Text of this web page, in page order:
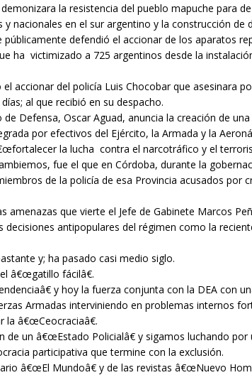
la resistencia del pueblo mapuche para
nacionales en el sur argentino y la construcción de
públicamente defendió el accionar de los aparatos
ha victimizado a 725 argentinos desde la
accionar del policía Luis Chocobar que asesinara
al que recibió en su despacho.
Defensa, Oscar Aguad, anuncia la creación de
por efectivos del Ejército, la Armada y la
la lucha contra el narcotráfico y el
fue el que en Córdoba, durante la
de la policía de esa Provincia acusados por
amenazas que vierte el Jefe de Gabinete Marcos
decisiones antipopulares del régimen como la
y; ha pasado casi medio siglo.
â€œgatillo fácilâ€.
y hoy la fuerza conjunta con la DEA con
Armadas interviniendo en problemas internos
la â€œCeocraciaâ€.
un â€œEstado Policialâ€ y sigamos luchando por
participativa que termine con la exclusión.
â€œEl Mundoâ€ y de las revistas â€œNuevo